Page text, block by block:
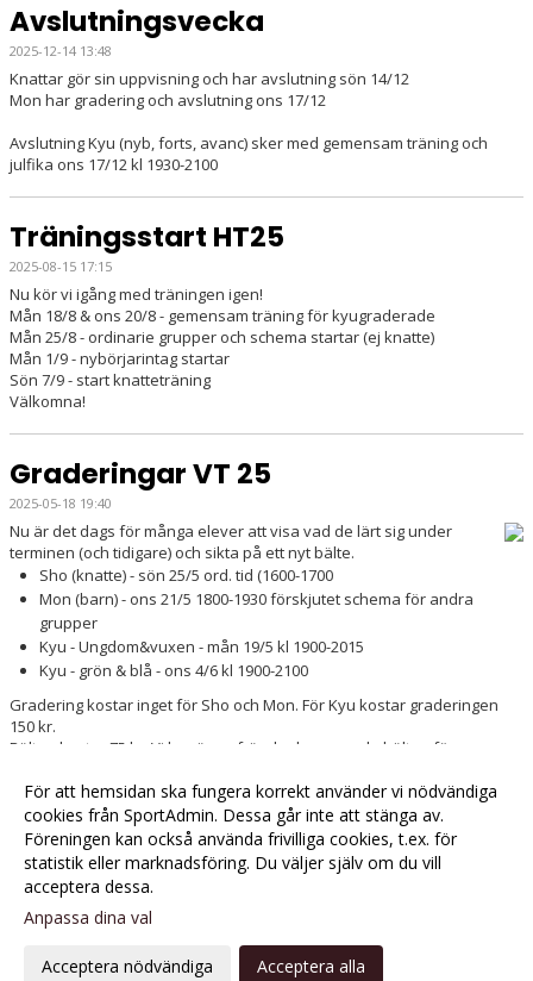
Avslutningsvecka
2025-12-14 13:48
Knattar gör sin uppvisning och har avslutning sön 14/12
Mon har gradering och avslutning ons 17/12
Avslutning Kyu (nyb, forts, avanc) sker med gemensam träning och
julfika ons 17/12 kl 1930-2100
Träningsstart HT25
2025-08-15 17:15
Nu kör vi igång med träningen igen!
Mån 18/8 & ons 20/8 - gemensam träning för kyugraderade
Mån 25/8 - ordinarie grupper och schema startar (ej knatte)
Mån 1/9 - nybörjarintag startar
Sön 7/9 - start knatteträning
Välkomna!
Graderingar VT 25
2025-05-18 19:40
Nu är det dags för många elever att visa vad de lärt sig under
terminen (och tidigare) och sikta på ett nyt bälte.
Sho (knatte) - sön 25/5 ord. tid (1600-1700
Mon (barn) - ons 21/5 1800-1930 förskjutet schema för andra
grupper
Kyu - Ungdom&vuxen - mån 19/5 kl 1900-2015
Kyu - grön & blå - ons 4/6 kl 1900-2100
Gradering kostar inget för Sho och Mon. För Kyu kostar graderingen
150 kr.
Bälten kostar 75 kr. Vi har även fräscha begagnade bälten för en
Kom i god tid och glöm inte budopasset!
Fler nyheter >>
inställningar
Webbversion
För att hemsidan ska fungera korrekt använder vi nödvändiga
cookies från SportAdmin. Dessa går inte att stänga av.
Föreningen kan också använda frivilliga cookies, t.ex. för
statistik eller marknadsföring. Du väljer själv om du vill
acceptera dessa.
Anpassa dina val
Acceptera nödvändiga Acceptera alla